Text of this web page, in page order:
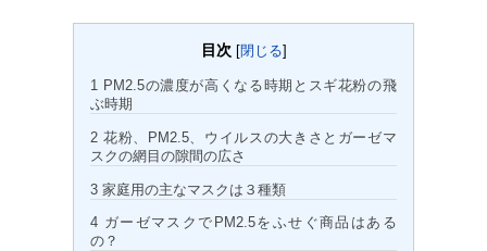
目次 [閉じる]
1
PM2.5の濃度が高くなる時期とスギ花粉の飛
ぶ時期
2 花粉、PM2.5、ウイルスの大きさとガーゼマ
スクの網目の隙間の広さ
3 家庭用の主なマスクは３種類
4 ガーゼマスクでPM2.5をふせぐ商品はある
の？